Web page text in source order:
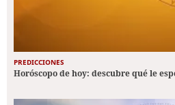
PREDICCIONES
Horóscopo de hoy: descubre qué le